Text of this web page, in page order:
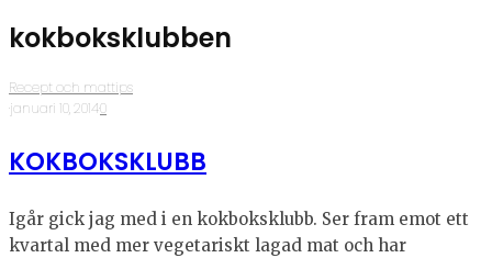
kokboksklubben
Recept och mattips
·januari 10, 2014·0
KOKBOKSKLUBB
Igår gick jag med i en kokboksklubb. Ser fram emot ett
kvartal med mer vegetariskt lagad mat och har